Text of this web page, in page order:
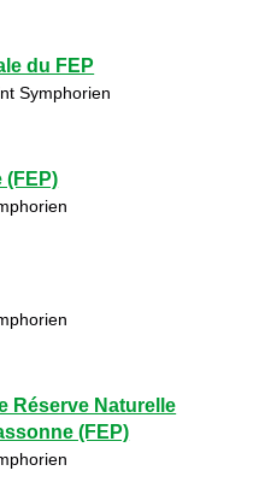
du FEP
Symphorien
(FEP)
Réserve Naturelle
(FEP)